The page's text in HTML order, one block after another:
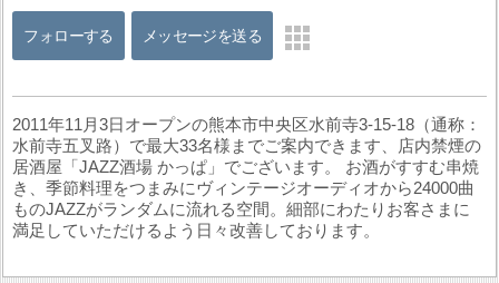
フォローする メッセージを送る
2011年11月3日オープンの熊本市中央区水前寺3-15-18（通称：
水前寺五叉路）で最大33名様までご案内できます、店内禁煙の
居酒屋「JAZZ酒場 かっぱ」でございます。 お酒がすすむ串焼
き、季節料理をつまみにヴィンテージオーディオから24000曲
ものJAZZがランダムに流れる空間。細部にわたりお客さまに
満足していただけるよう日々改善しております。